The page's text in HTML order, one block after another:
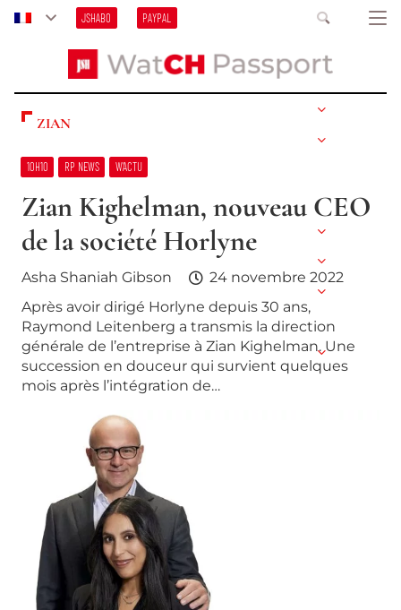
JSHABO PAYPAL
ZIAN
10H10 RP NEWS W’ACTU
Zian Kighelman, nouveau CEO
de la société Horlyne
Asha Shaniah Gibson
24 novembre 2022
Après avoir dirigé Horlyne depuis 30 ans,
Raymond Leitenberg a transmis la direction
générale de l’entreprise à Zian Kighelman. Une
succession en douceur qui survient quelques
mois après l’intégration de…